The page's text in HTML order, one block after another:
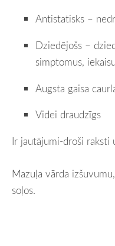
Antistatisks –
Dziedējošs –
simptomus,
Augsta gaisa
Videi draudzīgs
Ir jautājumi-droši raksti
Mazuļa vārda
soļos.